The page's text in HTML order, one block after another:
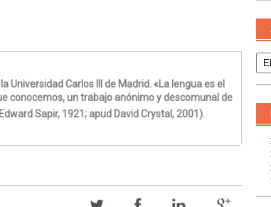
Universidad Carlos III de Madrid. «La lengua es el
conocemos, un trabajo anónimo y descomunal de
Sapir, 1921; apud David Crystal, 2001).